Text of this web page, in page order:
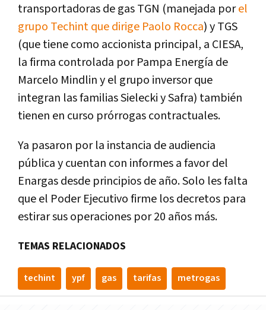
transportadoras de gas TGN (manejada porel
grupo Techint que dirige Paolo Rocca) y TGS
(que tiene como accionista principal, a CIESA,
la firma controlada por Pampa Energía de
Marcelo Mindlin y el grupo inversor que
integran las familias Sielecki y Safra) también
tienen en curso prórrogas contractuales.
Ya pasaron por la instancia de audiencia
pública y cuentan con informes a favor del
Enargas desde principios de año. Solo les falta
que el Poder Ejecutivo firme los decretos para
estirar sus operaciones por 20 años más.
TEMAS RELACIONADOS
techint ypf gas tarifas metrogas